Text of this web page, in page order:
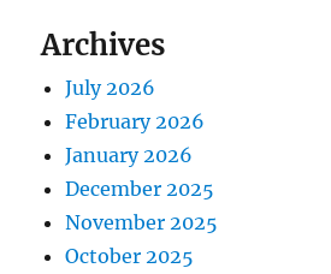
Archives
July 2026
February 2026
January 2026
December 2025
November 2025
October 2025